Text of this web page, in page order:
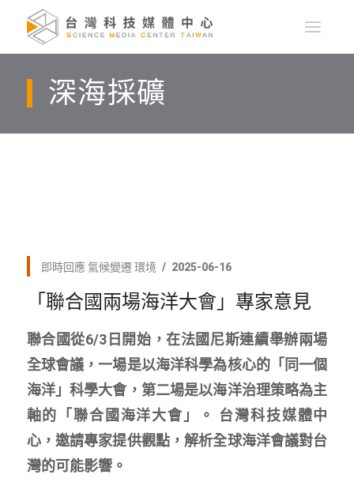
深海採礦
即時回應 氣候變遷 環境 2025-06-16
「聯合國兩場海洋大會」專家意見
聯合國從6/3日開始，在法國尼斯連續舉辦兩場
全球會議，一場是以海洋科學為核心的「同一個
海洋」科學大會，第二場是以海洋治理策略為主
軸的「聯合國海洋大會」。 台灣科技媒體中
心，邀請專家提供觀點，解析全球海洋會議對台
灣的可能影響。